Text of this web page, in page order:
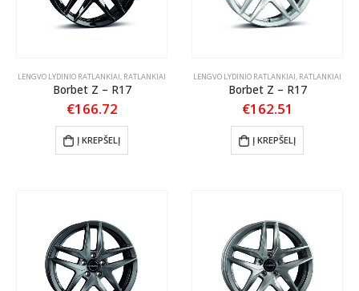
LENGVO LYDINIO RATLANKIAI, RATLANKIAI
Borbet Z – R17
€166.72
Į KREPŠELĮ
LENGVO LYDINIO RATLANKIAI, RATLANKIAI
Borbet Z – R17
€162.51
Į KREPŠELĮ